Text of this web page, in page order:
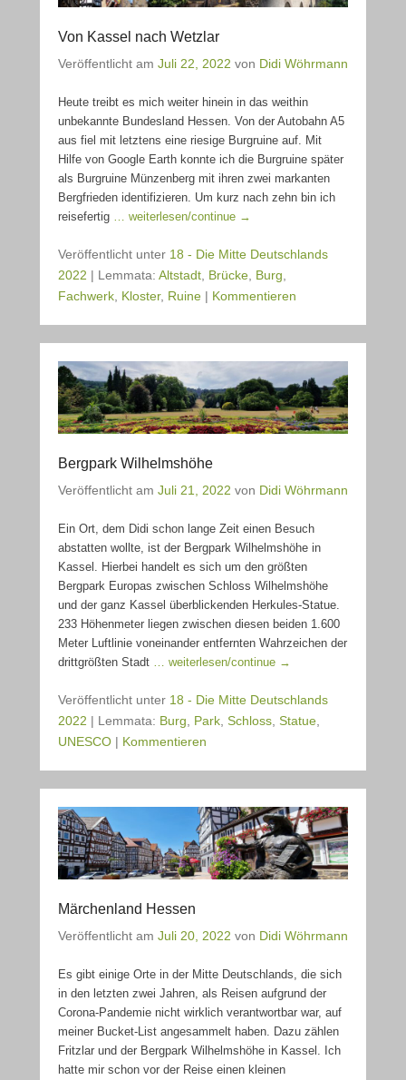
Von Kassel nach Wetzlar
Veröffentlicht am Juli 22, 2022 von Didi Wöhrmann
Heute treibt es mich weiter hinein in das weithin
unbekannte Bundesland Hessen. Von der Autobahn A5
aus fiel mit letztens eine riesige Burgruine auf. Mit
Hilfe von Google Earth konnte ich die Burgruine später
als Burgruine Münzenberg mit ihren zwei markanten
Bergfrieden identifizieren. Um kurz nach zehn bin ich
reisefertig
… weiterlesen/continue →
Veröffentlicht unter 18 - Die Mitte Deutschlands
2022 | Lemmata: Altstadt Brücke Burg
Fachwerk Kloster, Ruine | Kommentieren
Bergpark Wilhelmshöhe
Veröffentlicht am Juli 21, 2022 von Didi Wöhrmann
Ein Ort, dem Didi schon lange Zeit einen Besuch
abstatten wollte, ist der Bergpark Wilhelmshöhe in
Kassel. Hierbei handelt es sich um den größten
Bergpark Europas zwischen Schloss Wilhelmshöhe
und der ganz Kassel überblickenden Herkules-Statue.
233 Höhenmeter liegen zwischen diesen beiden 1.600
Meter Luftlinie voneinander entfernten Wahrzeichen der
drittgrößten Stadt
… weiterlesen/continue →
Veröffentlicht unter 18 - Die Mitte Deutschlands
2022 | Lemmata: Burg Park Schloss Statue
UNESCO | Kommentieren
Märchenland Hessen
Veröffentlicht am Juli 20, 2022 von Didi Wöhrmann
Es gibt einige Orte in der Mitte Deutschlands, die sich
in den letzten zwei Jahren, als Reisen aufgrund der
Corona-Pandemie nicht wirklich verantwortbar war, auf
meiner Bucket-List angesammelt haben. Dazu zählen
Fritzlar und der Bergpark Wilhelmshöhe in Kassel. Ich
hatte mir schon vor der Reise einen kleinen